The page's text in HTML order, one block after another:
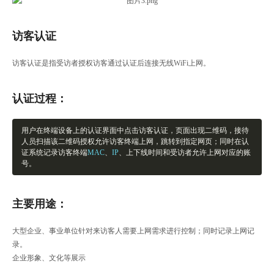
访客认证
访客认证是指受访者授权访客通过认证后连接无线WiFi上网。
认证过程：
用户在终端设备上的认证界面中点击访客认证，页面出现二维码，接待
人员扫描该二维码授权允许访客终端上网，跳转到指定网页；同时在认
证系统记录访客终端MAC IP 、上下线时间和受访者允许上网对应的账
号。
主要用途：
大型企业、事业单位针对来访客人需要上网需求进行控制；同时记录上网记
录。
企业形象、文化等展示